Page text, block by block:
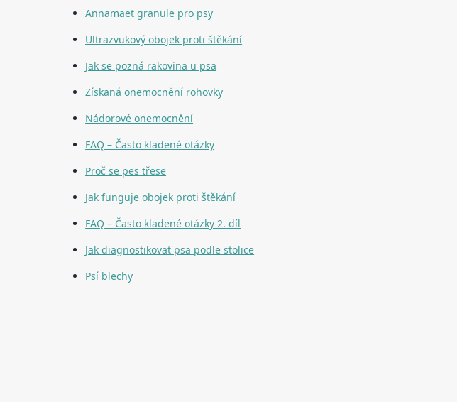
Annamaet granule pro psy
Ultrazvukový obojek proti štěkání
Jak se pozná rakovina u psa
Získaná onemocnění rohovky
Nádorové onemocnění
FAQ – Často kladené otázky
Proč se pes třese
Jak funguje obojek proti štěkání
FAQ – Často kladené otázky 2. díl
Jak diagnostikovat psa podle stolice
Psí blechy